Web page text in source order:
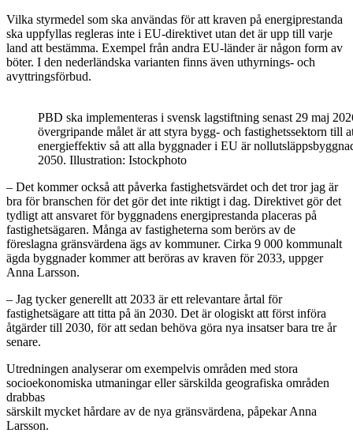
Vilka styrmedel som ska användas för att kraven på energiprestanda
ska uppfyllas regleras inte i EU-direktivet utan det är upp till varje
land att bestämma. Exempel från andra EU-länder är någon form av
böter. I den nederländska varianten finns även uthyrnings- och
avyttringsförbud.
PBD ska implementeras i svensk lagstiftning senast 29 maj
övergripande målet är att styra bygg- och fastighetssektorn till
energieffektiv så att alla byggnader i EU är
2050. Illustration: Istockphoto
– Det kommer också att påverka fastighetsvärdet och det tror jag är
bra för branschen för det gör det inte riktigt i dag. Direktivet gör det
tydligt att ansvaret för byggnadens energiprestanda placeras på
fastighetsägaren. Många av fastigheterna som berörs av de
föreslagna gränsvärdena ägs av kommuner. Cirka 9 000 kommunalt
ägda byggnader kommer att beröras av kraven för 2033, uppger
Anna Larsson.
– Jag tycker generellt att 2033 är ett relevantare årtal för
fastighetsägare att titta på än 2030. Det är ologiskt att först införa
åtgärder till 2030, för att sedan behöva göra nya insatser bara tre år
senare.
Utredningen analyserar om exempelvis områden med stora
socioekonomiska utmaningar eller särskilda geografiska områden
drabbas
särskilt mycket hårdare av de nya gränsvärdena, påpekar Anna
Larsson.